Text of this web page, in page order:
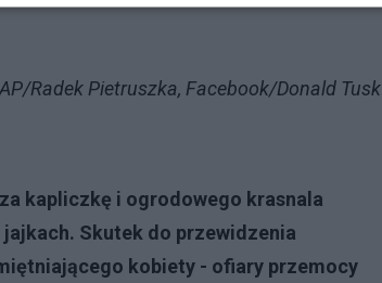
Radek Pietruszka, Facebook/Donald Tusk
kapliczkę i ogrodowego krasnala
Skutek do przewidzenia
kobiety - ofiary przemocy